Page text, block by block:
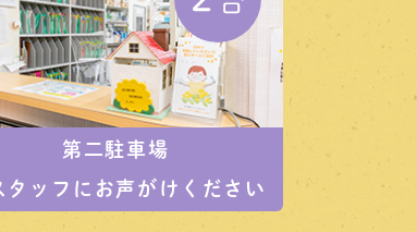
第二駐車場
ッフにお声がけください